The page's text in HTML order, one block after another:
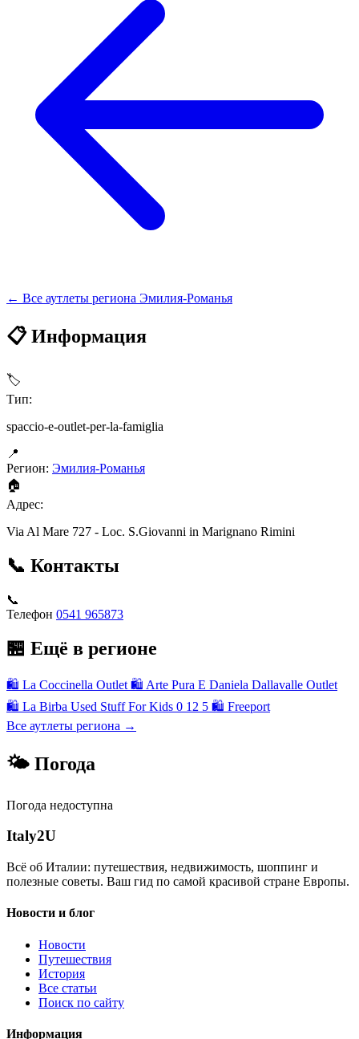
← Все аутлеты региона Эмилия-Романья
📋 Информация
🏷
Тип:
spaccio-e-outlet-per-la-famiglia
📍
Регион: Эмилия-Романья
🏠
Адрес:
Via Al Mare 727 - Loc. S.Giovanni in Marignano Rimini
📞 Контакты
📞
Телефон 0541 965873
🏪 Ещё в регионе
🛍 La Coccinella Outlet 🛍 Arte Pura E Daniela Dallavalle Outlet
🛍 La Birba Used Stuff For Kids 0 12 5 🛍 Freeport
Все аутлеты региона →
🌤 Погода
Погода недоступна
Italy2U
Всё об Италии: путешествия, недвижимость, шоппинг и
полезные советы. Ваш гид по самой красивой стране Европы.
Новости и блог
Новости
Путешествия
История
Все статьи
Поиск по сайту
Информация